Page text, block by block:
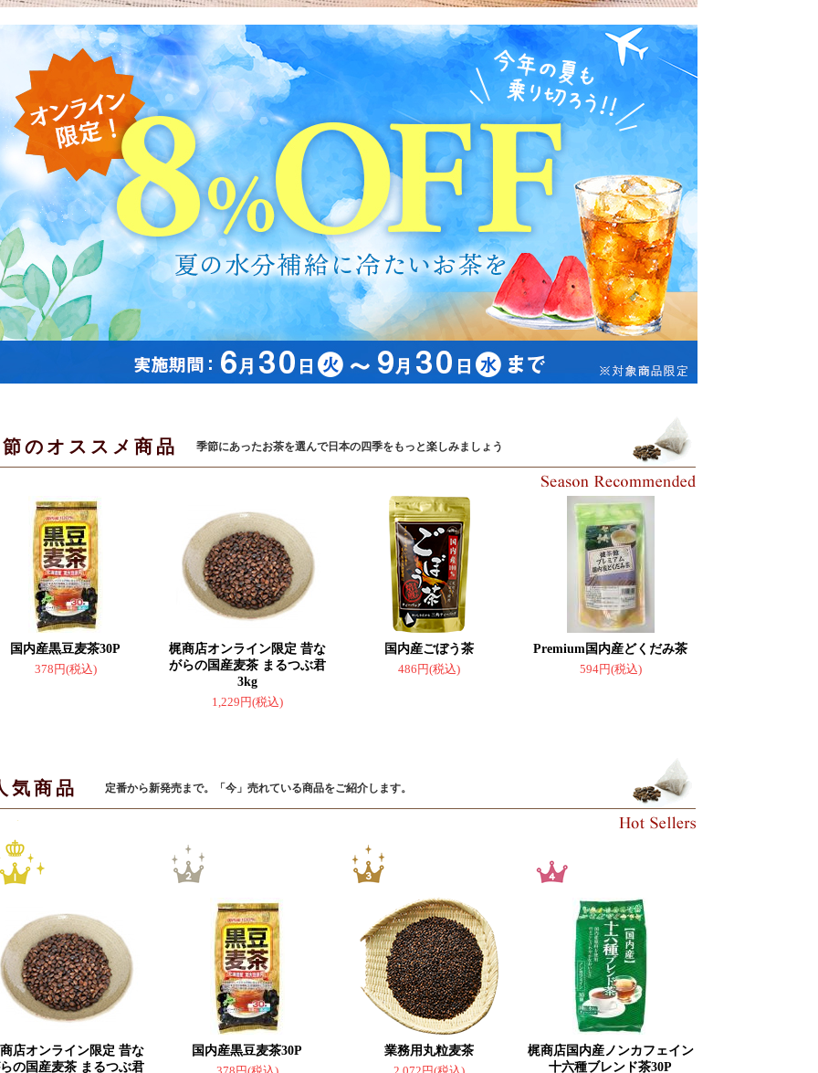
のオススメ商品 季節にあったお茶を選んで日本の四季をもっと楽しみましょう
国内産黒豆麦茶30P
378円(税込)
梶商店オンライン限定 昔な
がらの国産麦茶 まるつぶ君
3kg
1,229円(税込)
国内産ごぼう茶
486円(税込)
Premium国内産どくだみ茶
594円(税込)
気商品 定番から新発売まで。「今」売れている商品をご紹介します。
店オンライン限定 昔な
の国産麦茶 まるつぶ君
国内産黒豆麦茶30P
業務用丸粒麦茶
梶商店国内産ノンカフェイン
十六種ブレンド茶30P